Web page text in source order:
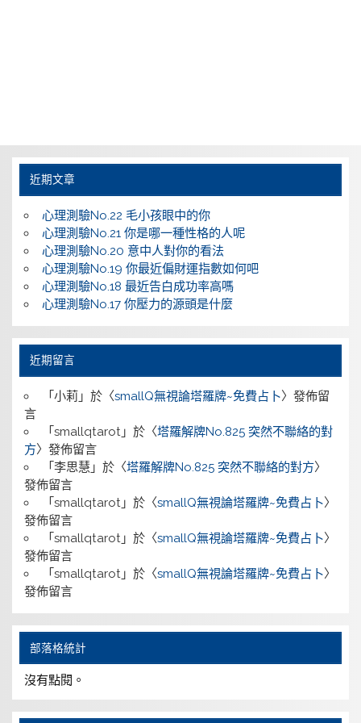
近期文章
心理測驗No.22 毛小孩眼中的你
心理測驗No.21 你是哪一種性格的人呢
心理測驗No.20 意中人對你的看法
心理測驗No.19 你最近偏財運指數如何吧
心理測驗No.18 最近告白成功率高嗎
心理測驗No.17 你壓力的源頭是什麼
近期留言
「 小莉 」於〈smallQ無視論塔羅牌~免費占卜〉發佈留
言
「 smallqtarot」於〈塔羅解牌No.825 突然不聯絡的對
方〉發佈留言
「 李思慧」於〈塔羅解牌No.825 突然不聯絡的對方〉
發佈留言
「 smallqtarot」於〈smallQ無視論塔羅牌~免費占卜〉
發佈留言
「 smallqtarot」於〈smallQ無視論塔羅牌~免費占卜〉
發佈留言
「 smallqtarot」於〈smallQ無視論塔羅牌~免費占卜〉
發佈留言
部落格統計
沒有點閱。